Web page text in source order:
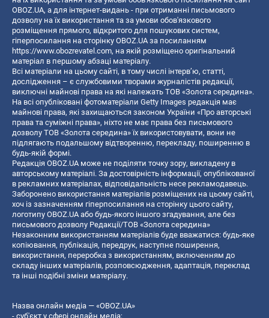
OBOZ.UA, а для інтернет-видань - при отриманні письмового
дозволу на їх використання та за умови обов'язкового
розміщення прямого, відкритого для пошукових систем,
гіперпосилання на сторінку OBOZ.UA за посиланням
https://www.obozrevatel.com, на якій розміщено оригінальний
матеріал в першому абзаці матеріалу.
Всі матеріали на цьому сайті, в тому числі інтерв’ю, статті,
дослідження – є службовими творами журналістів редакції,
виключні майнові права на які належать ТОВ «Золота середина».
На всі опубліковані фотоматеріали Getty Images редакція має
майнові права, які захищаються законом України «Про авторські
права та суміжні права», ніхто не має права без письмового
дозволу ТОВ «Золота середина» їх використовувати, вони не
підлягають подальшому відтворенню, перекладу, поширенню в
будь-якій формі.
Редакція OBOZ.UA може не поділяти точку зору, викладену в
авторському матеріалі. За достовірність інформації, опублікованої
в рекламних матеріалах, відповідальність несе рекламодавець.
Заборонено використання матеріалів розміщених на цьому сайті,
хоч із зазначенням гіперпосилання на сторінку цього сайту,
логотипу OBOZ.UA або будь-якого іншого згадування, але без
письмового дозволу Редакції/ТОВ «Золота середина»
Незаконним використанням матеріалів буде вважатися: будь-яке
копiювання, публiкацiя, передрук, наступне поширення,
використання, переробка з використанням, включенням до
складу інших матеріалів, розповсюдження, адаптація, переклад
та інші подібні зміни матеріалу.
Назва онлайн медіа — «OBOZ.UA»
- суб'єкт у сфері онлайн медіа;